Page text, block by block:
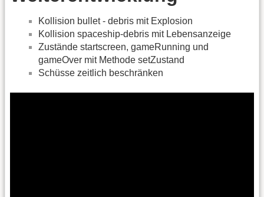
Kollision bullet - debris mit Explosion
Kollision spaceship-debris mit Lebensanzeige
Zustände startscreen, gameRunning und
gameOver mit Methode setZustand
Schüsse zeitlich beschränken